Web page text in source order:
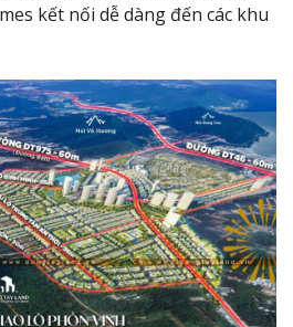
kết nối dễ dàng đến các khu